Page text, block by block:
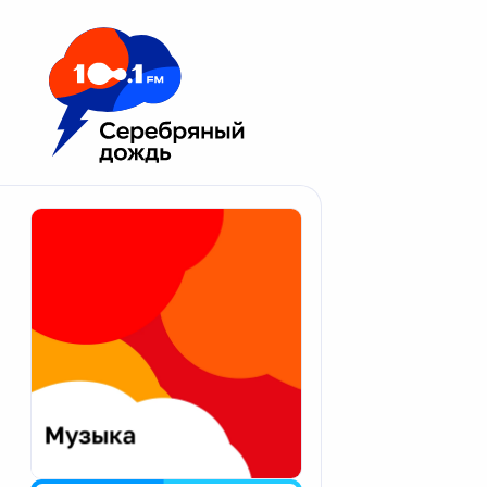
Москва 100.1 FM
Апатиты
Екатеринбург
Калининград
Калуга